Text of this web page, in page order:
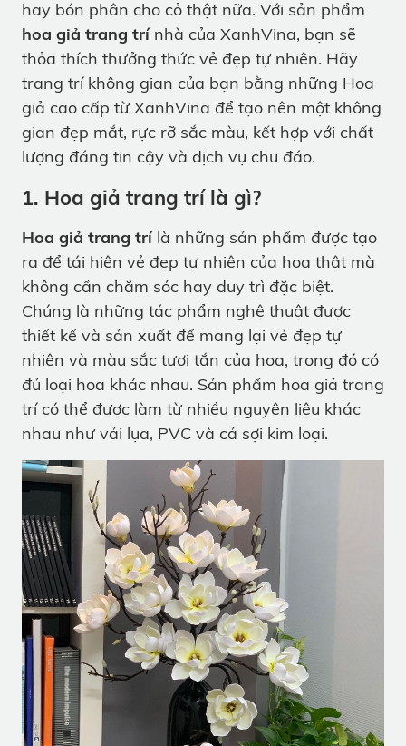
hay bón phân cho cỏ thật nữa. Với sản phẩm
hoa giả trang trínhà của XanhVina, bạn sẽ
thỏa thích thưởng thức vẻ đẹp tự nhiên. Hãy
trang trí không gian của bạn bằng những Hoa
giả cao cấp từ XanhVina để tạo nên một không
gian đẹp mắt, rực rỡ sắc màu, kết hợp với chất
lượng đáng tin cậy và dịch vụ chu đáo.
1. Hoa giả trang trí là gì?
Hoa giả trang trílà những sản phẩm được tạo
ra để tái hiện vẻ đẹp tự nhiên của hoa thật mà
không cần chăm sóc hay duy trì đặc biệt.
Chúng là những tác phẩm nghệ thuật được
thiết kế và sản xuất để mang lại vẻ đẹp tự
nhiên và màu sắc tươi tắn của hoa, trong đó có
đủ loại hoa khác nhau. Sản phẩm hoa giả trang
trí có thể được làm từ nhiều nguyên liệu khác
nhau như vải lụa, PVC và cả sợi kim loại.